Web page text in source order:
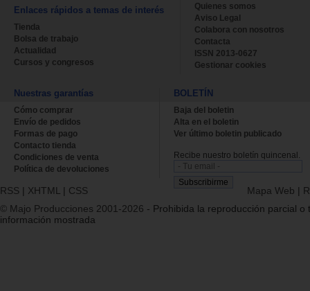
Enlaces rápidos a temas de interés
Tienda
Bolsa de trabajo
Actualidad
Cursos y congresos
Quienes somos
Aviso Legal
Colabora con nosotros
Contacta
ISSN 2013-0627
Gestionar cookies
Nuestras garantías
Cómo comprar
Envío de pedidos
Formas de pago
Contacto tienda
Condiciones de venta
Política de devoluciones
BOLETÍN
Baja del boletin
Alta en el boletin
Ver último boletin publicado
Recibe nuestro boletín quincenal.
RSS | XHTML | CSS Mapa Web |
© Majo Producciones 2001-2026 - Prohibida la reproducción parcial o
información mostrada